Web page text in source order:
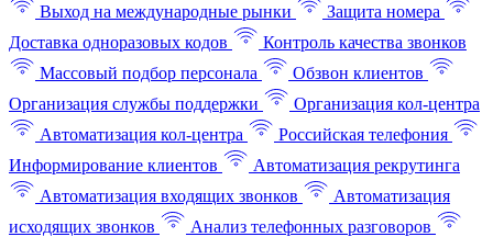
Выход на международные рынки
Защита номера
Доставка одноразовых кодов
Контроль качества звонков
Массовый подбор персонала
Обзвон клиентов
Организация службы поддержки
Организация кол-центра
Автоматизация кол-центра
Российская телефония
Информирование клиентов
Автоматизация рекрутинга
Автоматизация входящих звонков
Автоматизация
исходящих звонков
Анализ телефонных разговоров